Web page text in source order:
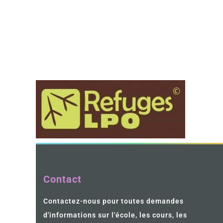
Contact
Contactez-nous pour toutes demandes
d'informations sur l'école, les cours, les